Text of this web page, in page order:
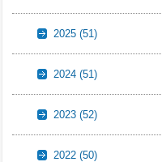
2025(51)
2024(51)
2023(52)
2022(50)